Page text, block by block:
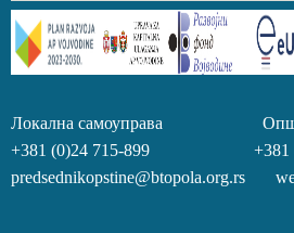
Локална самоуправа
+381 (0)24 715-899 +381
predsednikopstine@btopola.org.rs